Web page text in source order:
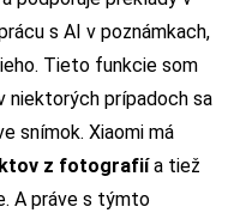
s AI v poznámkach,
Tieto funkcie som
niektorých prípadoch sa
snímok. Xiaomi má
z fotografiía tiež
A práve s týmto